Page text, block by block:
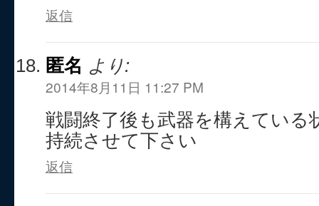
返信
匿名 より:
2014年8月11日 11:27 PM
戦闘終了後も武器を構えている
持続させて下さい
返信